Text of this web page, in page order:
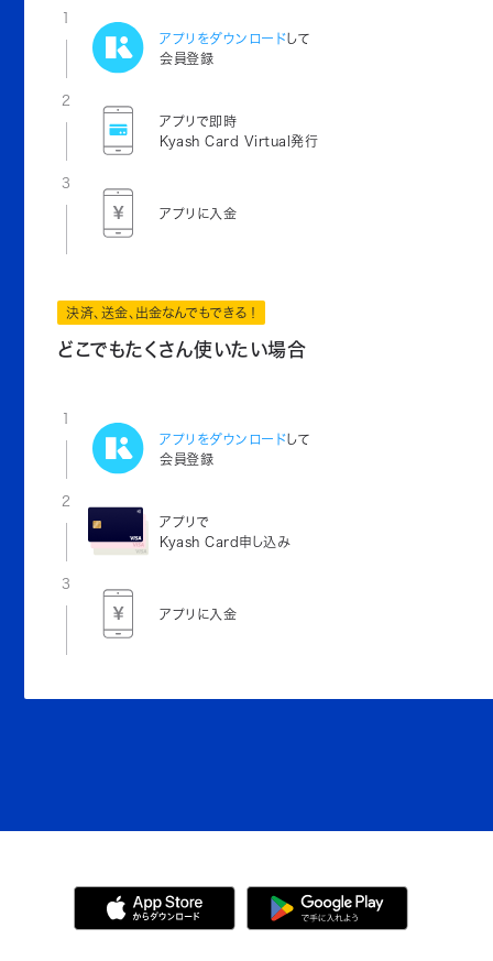
1
アプリをダウンロードして
会員登録
2
アプリで即時
Kyash Card Virtual発行
3
アプリに入金
決済、送金、出金なんでもできる！
どこでもたくさん使いたい場合
1
アプリをダウンロードして
会員登録
2
アプリで
Kyash Card申し込み
3
アプリに入金